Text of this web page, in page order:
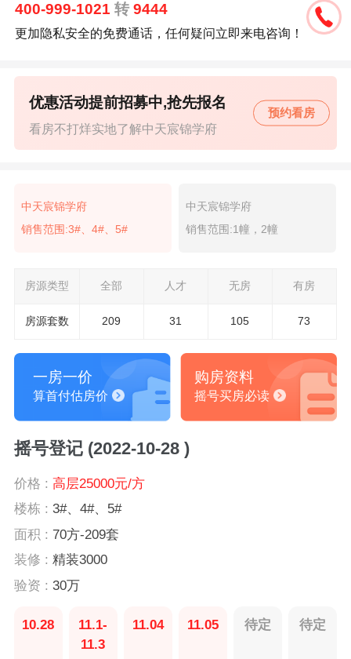
400-999-1021转 9444
更加隐私安全的免费通话，任何疑问立即来电咨询！
看房不打烊实地了解中天宸锦学府
优惠活动提前招募中,抢先报名
预约看房
中天宸锦学府
销售范围:3#、4#、5#
中天宸锦学府
销售范围:1幢，2幢
房源类型 全部 人才 无房 有房
房源套数 209 31 105 73
一房一价
算首付估房价
购房资料
摇号买房必读
摇号登记 (2022-10-28 )
价格 : 高层25000元/方
楼栋 : 3#、4#、5#
面积 : 70方-209套
装修 : 精装3000
验资 : 30万
10.28
11.1-
11.3
11.04 11.05 待定 待定